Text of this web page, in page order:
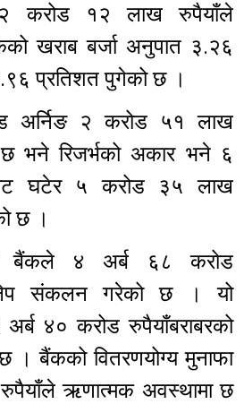
२ करोड १२ लाख रुपैयाँले
खराब बर्जा अनुपात ३.२६
प्रतिशत पुगेको छ ।
अर्निङ २ करोड ५१ लाख
भने रिजर्भको अकार भने ६
घटेर ५ करोड ३५ लाख
छ ।
बैंकले ४ अर्ब ६८ करोड
संकलन गरेको छ । यो
४० करोड रुपैयाँबराबरको
। बैंकको वितरणयोग्य मुनाफा
ऋणात्मक अवस्थामा छ